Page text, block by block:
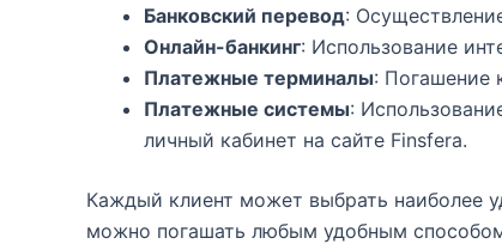
Банковский перевод:
Онлайн-банкинг: Использование
Платежные терминалы: Погашение
Платежные системы:
личный кабинет на сайте Finsfera.
Каждый клиент может выбрать наиболее
можно погашать любым удобным